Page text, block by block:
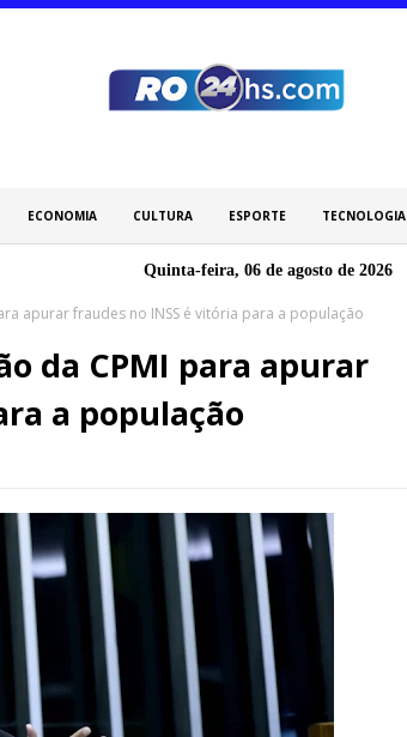
ECONOMIA CULTURA ESPORTE TECNOLOGIA
Quinta-feira, 06 de agosto de 2026
apurar fraudes no INSS é vitória para a população
da CPMI para apurar
a população